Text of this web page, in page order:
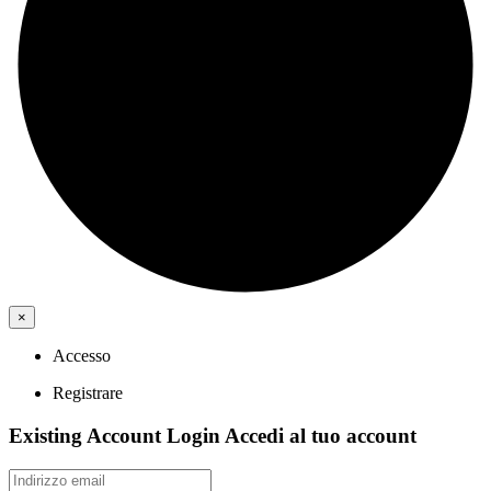
×
Accesso
Registrare
Existing Account Login Accedi al tuo account